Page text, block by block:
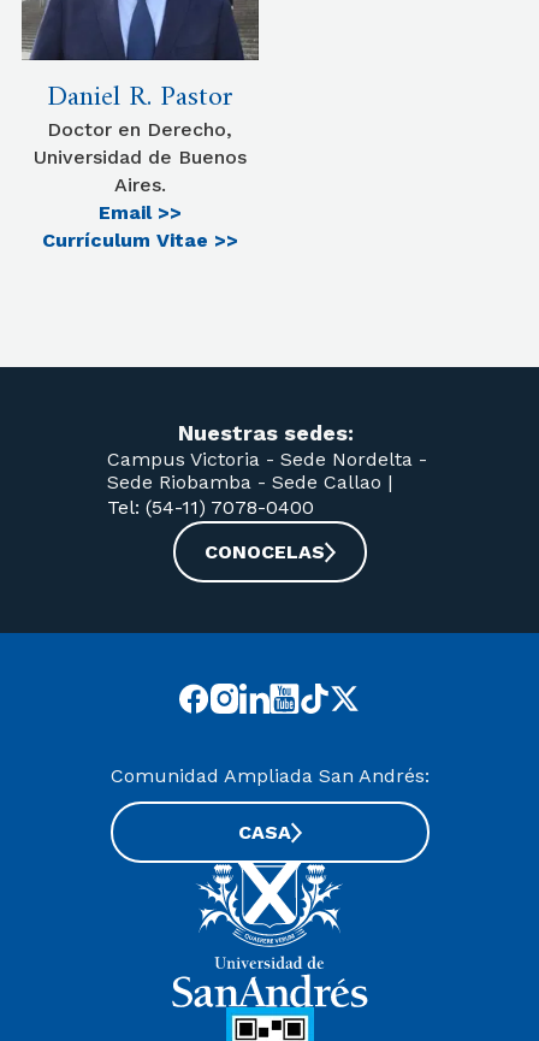
Daniel R. Pastor
Doctor en Derecho,
Universidad de Buenos
Aires.
Email >>
Currículum Vitae >>
Nuestras sedes:
Campus Victoria - Sede Nordelta -
Sede Riobamba - Sede Callao |
Tel: (54-11) 7078-0400
CONOCELAS
Comunidad Ampliada San Andrés:
CASA